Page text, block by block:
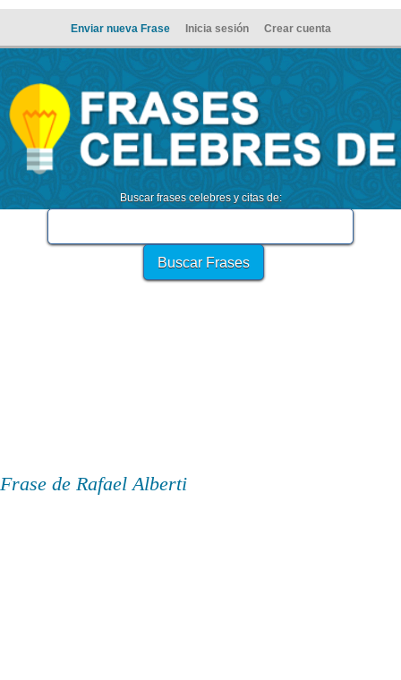
Enviar nueva Frase Inicia sesión Crear cuenta
Buscar frases celebres y citas de:
Frase de Rafael Alberti